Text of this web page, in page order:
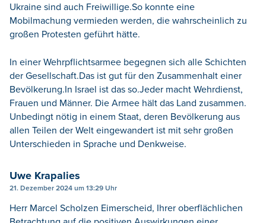
Ukraine sind auch Freiwillige.So konnte eine
Mobilmachung vermieden werden, die wahrscheinlich zu
großen Protesten geführt hätte.
In einer Wehrpflichtsarmee begegnen sich alle Schichten
der Gesellschaft.Das ist gut für den Zusammenhalt einer
Bevölkerung.In Israel ist das so.Jeder macht Wehrdienst,
Frauen und Männer. Die Armee hält das Land zusammen.
Unbedingt nötig in einem Staat, deren Bevölkerung aus
allen Teilen der Welt eingewandert ist mit sehr großen
Unterschieden in Sprache und Denkweise.
Uwe Krapalies
21. Dezember 2024 um 13:29 Uhr
Herr Marcel Scholzen Eimerscheid, Ihrer oberflächlichen